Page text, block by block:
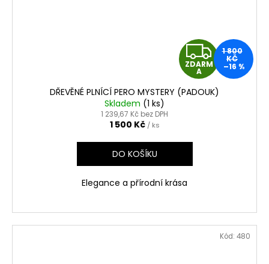
Z
D
A
ZDARM
A
1 800
KČ
–16 %
DŘEVĚNÉ PLNÍCÍ PERO MYSTERY (PADOUK)
Skladem (1 ks)
1 239,67 Kč bez DPH
1 500 Kč / ks
DO KOŠÍKU
Elegance a přírodní krása
Kód: 480